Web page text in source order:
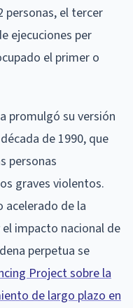
personas, el tercer
ejecuciones per
el primer o
promulgó su versión
de 1990, que
personas
graves violentos.
acelerado de la
impacto nacional de
perpetua se
Project sobre la
de largo plazo en